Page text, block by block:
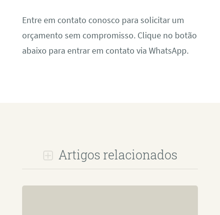
Entre em contato conosco para solicitar um
orçamento sem compromisso. Clique no botão
abaixo para entrar em contato via WhatsApp.
Artigos relacionados